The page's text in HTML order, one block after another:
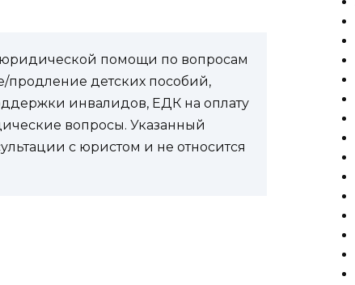
юридической помощи по вопросам
детских пособий,
инвалидов, ЕДК на оплату
вопросы. Указанный
с юристом и не относится